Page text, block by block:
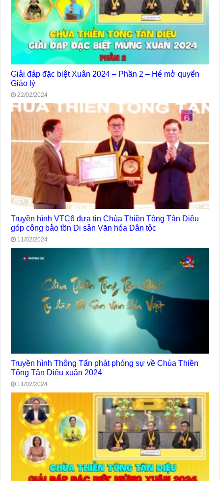
Giải đáp đặc biệt Xuân 2024 – Phần 2 – Hé mở quyển
Giáo lý
22/02/2024
Truyền hình VTC6 đưa tin Chùa Thiền Tông Tân Diệu
góp công bảo tồn Di sản Văn hóa Dân tộc
11/02/2024
Truyền hình Thông Tấn phát phóng sự về Chùa Thiền
Tông Tân Diệu xuân 2024
11/02/2024